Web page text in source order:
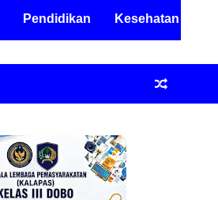
Pendidikan Kesehatan